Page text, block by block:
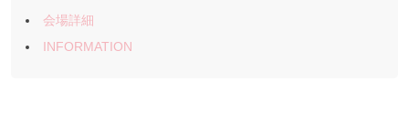
会場詳細
INFORMATION